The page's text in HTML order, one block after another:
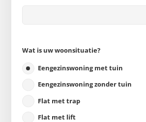
Wat is uw woonsituatie?
Eengezinswoning met tuin
Eengezinswoning zonder tuin
Flat met trap
Flat met lift